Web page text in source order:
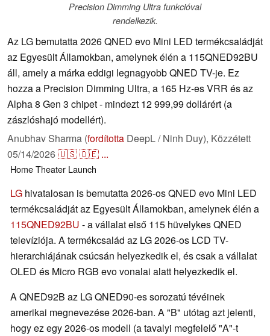
Precision Dimming Ultra funkcióval
rendelkezik.
Az LG bemutatta 2026 QNED evo Mini LED termékcsaládját
az Egyesült Államokban, amelynek élén a 115QNED92BU
áll, amely a márka eddigi legnagyobb QNED TV-je. Ez
hozza a Precision Dimming Ultra, a 165 Hz-es VRR és az
Alpha 8 Gen 3 chipet - mindezt 12 999,99 dollárért (a
zászlóshajó modellért).
Anubhav Sharma (fordította DeepL / Ninh Duy), Közzétett
05/14/2026🇺🇸🇩🇪 ...
Home Theater Launch
LG hivatalosan is bemutatta 2026-os QNED evo Mini LED
termékcsaládját az Egyesült Államokban, amelynek élén a
115QNED92BU - a vállalat első 115 hüvelykes QNED
televíziója. A termékcsalád az LG 2026-os LCD TV-
hierarchiájának csúcsán helyezkedik el, és csak a vállalat
OLED és Micro RGB evo vonalai alatt helyezkedik el.
A QNED92B az LG QNED90-es sorozatú tévéinek
amerikai megnevezése 2026-ban. A "B" utótag azt jelenti,
hogy ez egy 2026-os modell (a tavalyi megfelelő "A"-t